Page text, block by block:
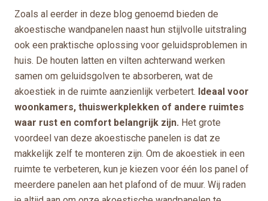
Zoals al eerder in deze blog genoemd bieden de
akoestische wandpanelen naast hun stijlvolle uitstraling
ook een praktische oplossing voor geluidsproblemen in
huis. De houten latten en vilten achterwand werken
samen om geluidsgolven te absorberen, wat de
akoestiek in de ruimte aanzienlijk verbetert. Ideaal voor
woonkamers, thuiswerkplekken of andere ruimtes
waar rust en comfort belangrijk zijn. Het grote
voordeel van deze akoestische panelen is dat ze
makkelijk zelf te monteren zijn. Om de akoestiek in een
ruimte te verbeteren, kun je kiezen voor één los panel of
meerdere panelen aan het plafond of de muur. Wij raden